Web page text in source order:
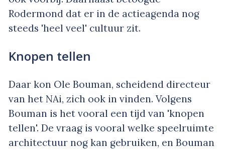
Rodermond dat er in de actieagenda nog
steeds 'heel veel' cultuur zit.
Knopen tellen
Daar kon Ole Bouman, scheidend directeur
van het NAi, zich ook in vinden. Volgens
Bouman is het vooral een tijd van 'knopen
tellen'. De vraag is vooral welke speelruimte
architectuur nog kan gebruiken, en Bouman